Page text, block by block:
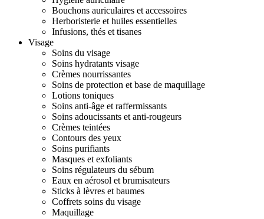
Bouchons auriculaires et accessoires
Herboristerie et huiles essentielles
Infusions, thés et tisanes
Visage
Soins du visage
Soins hydratants visage
Crèmes nourrissantes
Soins de protection et base de maquillage
Lotions toniques
Soins anti-âge et raffermissants
Soins adoucissants et anti-rougeurs
Crèmes teintées
Contours des yeux
Soins purifiants
Masques et exfoliants
Soins régulateurs du sébum
Eaux en aérosol et brumisateurs
Sticks à lèvres et baumes
Coffrets soins du visage
Maquillage